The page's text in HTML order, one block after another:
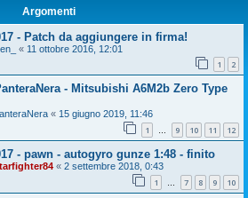
Argomenti
- Patch da aggiungere in firma!
« 11 ottobre 2016, 12:01
1 2
- Mitsubishi A6M2b Zero Type
« 15 giugno 2019, 11:46
1 … 9 10 11 12
- pawn - autogyro gunze 1:48 - finito
« 2 settembre 2018, 0:43
1 … 7 8 9 10